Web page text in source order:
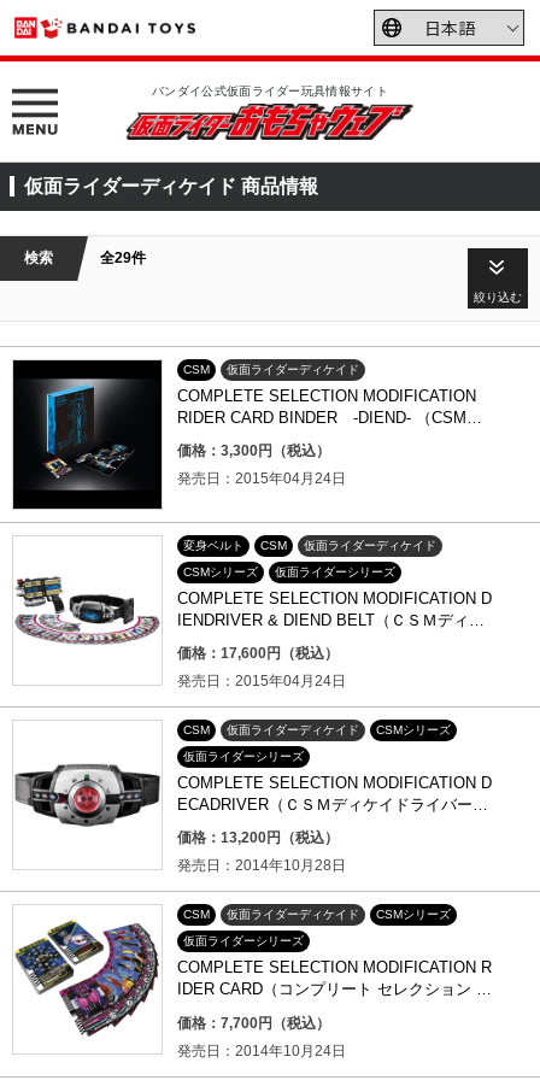
バンダイ公式仮面ライダー玩具情報サイト
仮面ライダーディケイド 商品情報
検索 全29件
絞り込む
CSM 仮面ライダーディケイド
COMPLETE SELECTION MODIFICATION
RIDER CARD BINDER -DIEND- （CSMラ
イダーカードバインダー -ディエンド-）
価格：3,300円（税込）
発売日：2015年04月24日
変身ベルト CSM
仮面ライダーディケイド
CSMシリーズ
仮面ライダーシリーズ
COMPLETE SELECTION MODIFICATION D
IENDRIVER & DIEND BELT（ＣＳＭディエ
ンドライバー＆ディエンド ベルト）
価格：17,600円（税込）
発売日：2015年04月24日
CSM 仮面ライダーディケイド
CSMシリーズ
仮面ライダーシリーズ
COMPLETE SELECTION MODIFICATION D
ECADRIVER（ＣＳＭディケイドライバー）
【2015年3月発送】
価格：13,200円（税込）
発売日：2014年10月28日
CSM 仮面ライダーディケイド
CSMシリーズ
仮面ライダーシリーズ
COMPLETE SELECTION MODIFICATION R
IDER CARD（コンプリート セレクション モ
ディフィケーション ライダーカード）
価格：7,700円（税込）
発売日：2014年10月24日